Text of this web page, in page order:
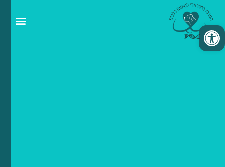
פתח סרגל נגישות